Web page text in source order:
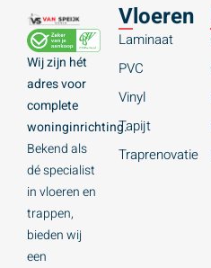
Wij zijn hét
adres voor
complete
woninginrichting.
Bekend als
dé specialist
in vloeren en
trappen,
bieden wij
een
Vloeren
Laminaat
PVC
Vinyl
Tapijt
Traprenovatie